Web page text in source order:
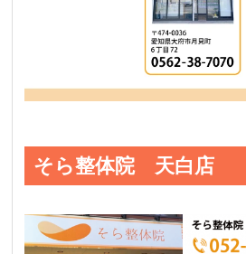
そら整体院 天白店